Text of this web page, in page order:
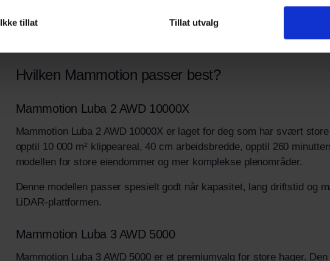
Ikke tillat Tillat utvalg
Startpunkter:
Hvilken Mammotion passer best?
Mammotion Luba 2 AWD 10000X
Mammotion Luba 2 AWD 10000X er laget for deg som har svært
opptil 10 000 m² klippeareal, 40 cm arbeidsbredde, opptil 260
modellen for store eiendommer og mer komplekse plenområder.
Denne modellen passer spesielt godt når kapasitet, lang driftstid og
LiDAR-plattformen.
Mammotion Luba 3 AWD 5000
Mammotion Luba 3 AWD 5000 er et premiumvalg for store hager.